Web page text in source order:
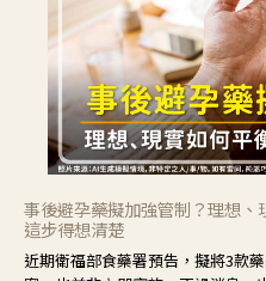
事後避孕藥擬加強管制？理想、
這步得想清楚
近期衛福部食藥署預告，擬將3款